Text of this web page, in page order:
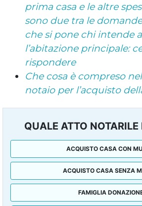
prima casa e le altre
sono due tra le
che si pone chi intende
l’abitazione principale:
rispondere
Che cosa è compreso
notaio per l’acquisto
QUALE ATTO NOTARILE
ACQUISTO CASA CON
ACQUISTO CASA SENZA
FAMIGLIA